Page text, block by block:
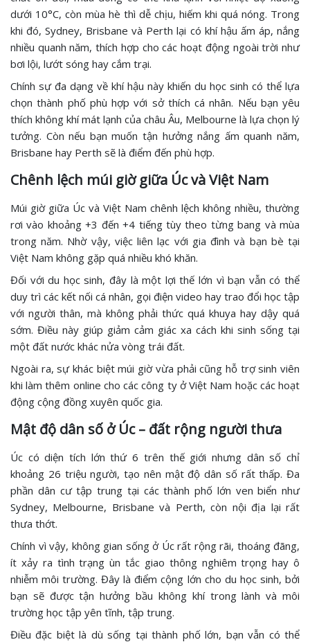
dưới 10°C, còn mùa hè thì dễ chịu, hiếm khi quá nóng. Trong
khi đó, Sydney, Brisbane và Perth lại có khí hậu ấm áp, nắng
nhiều quanh năm, thích hợp cho các hoạt động ngoài trời như
bơi lội, lướt sóng hay cắm trại.
Chính sự đa dạng về khí hậu này khiến du học sinh có thể lựa
chọn thành phố phù hợp với sở thích cá nhân. Nếu bạn yêu
thích không khí mát lạnh của châu Âu, Melbourne là lựa chọn lý
tưởng. Còn nếu bạn muốn tận hưởng nắng ấm quanh năm,
Brisbane hay Perth sẽ là điểm đến phù hợp.
Chênh lệch múi giờ giữa Úc và Việt Nam
Múi giờ giữa Úc và Việt Nam chênh lệch không nhiều, thường
rơi vào khoảng +3 đến +4 tiếng tùy theo từng bang và mùa
trong năm. Nhờ vậy, việc liên lạc với gia đình và bạn bè tại
Việt Nam không gặp quá nhiều khó khăn.
Đối với du học sinh, đây là một lợi thế lớn vì bạn vẫn có thể
duy trì các kết nối cá nhân, gọi điện video hay trao đổi học tập
với người thân, mà không phải thức quá khuya hay dậy quá
sớm. Điều này giúp giảm cảm giác xa cách khi sinh sống tại
một đất nước khác nửa vòng trái đất.
Ngoài ra, sự khác biệt múi giờ vừa phải cũng hỗ trợ sinh viên
khi làm thêm online cho các công ty ở Việt Nam hoặc các hoạt
động cộng đồng xuyên quốc gia.
Mật độ dân số ở Úc – đất rộng người thưa
Úc có diện tích lớn thứ 6 trên thế giới nhưng dân số chỉ
khoảng 26 triệu người, tạo nên mật độ dân số rất thấp. Đa
phần dân cư tập trung tại các thành phố lớn ven biển như
Sydney, Melbourne, Brisbane và Perth, còn nội địa lại rất
thưa thớt.
Chính vì vậy, không gian sống ở Úc rất rộng rãi, thoáng đãng,
ít xảy ra tình trạng ùn tắc giao thông nghiêm trọng hay ô
nhiễm môi trường. Đây là điểm cộng lớn cho du học sinh, bởi
bạn sẽ được tận hưởng bầu không khí trong lành và môi
trường học tập yên tĩnh, tập trung.
Điều đặc biệt là dù sống tại thành phố lớn, bạn vẫn có thể